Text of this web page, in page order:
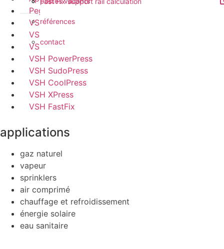
références
contact
Pegler ProFlow
VSH Tectite
VSH Super
VSH Shurjoint
VSH PowerPress
VSH SudoPress
VSH CoolPress
VSH XPress
VSH FastFix
applications
gaz naturel
vapeur
sprinklers
air comprimé
chauffage et refroidissement
énergie solaire
eau sanitaire